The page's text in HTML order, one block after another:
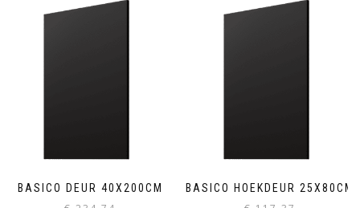
BASICO DEUR 40X200CM BASICO HOEKDEUR 25X80CM